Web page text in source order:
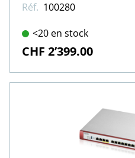
Réf. 100280
<20 en stock
CHF 2’399.00